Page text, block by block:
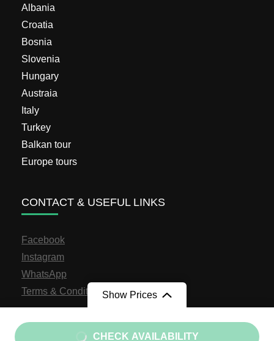
Show Prices
From From €549
CHECK AVAILABILITY
Albania
Croatia
Bosnia
Slovenia
Hungary
Austraia
Italy
Turkey
Balkan tour
Europe tours
CONTACT & USEFUL LINKS
Facebook
Instagram
WhatsApp
Terms & Conditions